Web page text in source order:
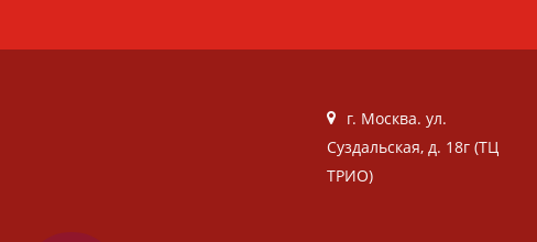
г. Москва. ул.
Суздальская, д. 18г (ТЦ
ТРИО)